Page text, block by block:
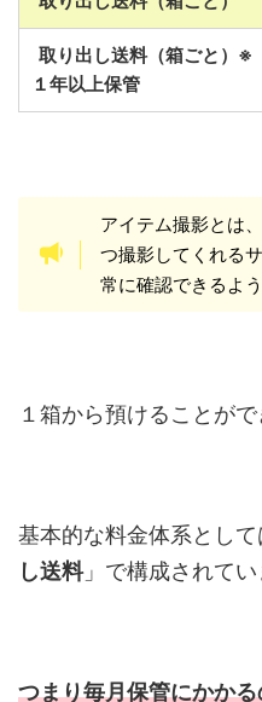
取り出し送料（箱ごと）※
１年以上保管
アイテム撮影とは
つ撮影してくれる
常に確認できるよ
１箱から預けることがで
基本的な料金体系として
し送料」で構成されてい
つまり毎月保管にかか